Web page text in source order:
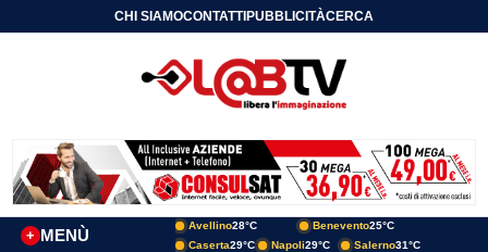
CHI SIAMOCONTATTIPUBBLICITÀCERCA
MENÙ
+
Avellino28°C Benevento25°C
Caserta29°C Napoli29°C Salerno31°C